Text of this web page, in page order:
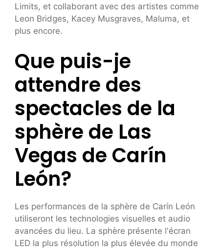
Limits, et collaborant avec des artistes comme
Leon Bridges, Kacey Musgraves, Maluma, et
plus encore.
Que puis-je
attendre des
spectacles de la
sphère de Las
Vegas de Carín
León?
Les performances de la sphère de Carín León
utiliseront les technologies visuelles et audio
avancées du lieu. La sphère présente l'écran
LED la plus résolution la plus élevée du monde